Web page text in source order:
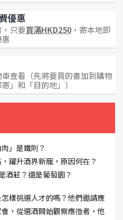
優惠
只要買滿HKD250 ，寄本地即
查看（先將要買的書加到購物
」和「目的地」）
」是鐵則？
躍升酒界新寵，原因何在？
酒莊？還是葡萄園？
樣挑選人才的嗎？他們邀請應
，從選酒開始觀察應徴者，他